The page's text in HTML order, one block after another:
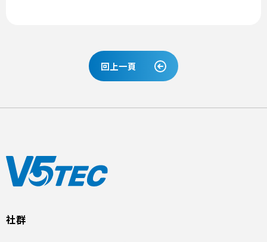
回上一頁
社群